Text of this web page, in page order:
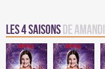
Les 4 saisonsde